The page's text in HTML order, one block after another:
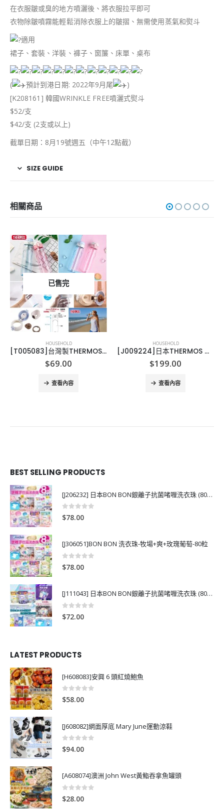
在衣服皺或臭的地方噴灑後、將衣服拉平即可
衣物除皺噴霧能輕鬆消除衣服上的皺摺、無需使用蒸氣和熨斗
適用
裙子、套裝、洋裝、褲子、窗簾、床單、桌布
( 預計到港日期: 2022年9月尾
)
[K208161] 韓國WRINKLE FREE噴灑式熨斗
$52/支
$42/支 (2支或以上)
截單日期：8月19號週五（中午12點截）
SIZE GUIDE
相關商品
已售完
HOUSEHOLD
[T005083]台灣製THERMOS 運動水樽
$69.00
查看內容
HOUSEHOLD
[J009224]日本THERMOS 不鏽鋼真空燜燒湯煲(可保泠)1000ml
$199.00
查看內容
BEST SELLING PRODUCTS
[J206232] 日本BON BON銀離子抗菌啫喱洗衣珠 (80粒)
0out of 5
$78.00
[J306051]BON BON 洗衣珠-牧場+爽+玫瑰葡萄-80粒
0out of 5
$78.00
[J111043] 日本BON BON銀離子抗菌啫喱洗衣珠 (80粒)
0out of 5
$72.00
LATEST PRODUCTS
[H608083]安興 6 頭紅燒鮑魚
0out of 5
$58.00
[J608082]網面厚底 Mary June運動涼鞋
0 out of 5
$94.00
[A608074]澳洲 John West黃鮨吞拿魚罐頭
0 out of 5
$28.00